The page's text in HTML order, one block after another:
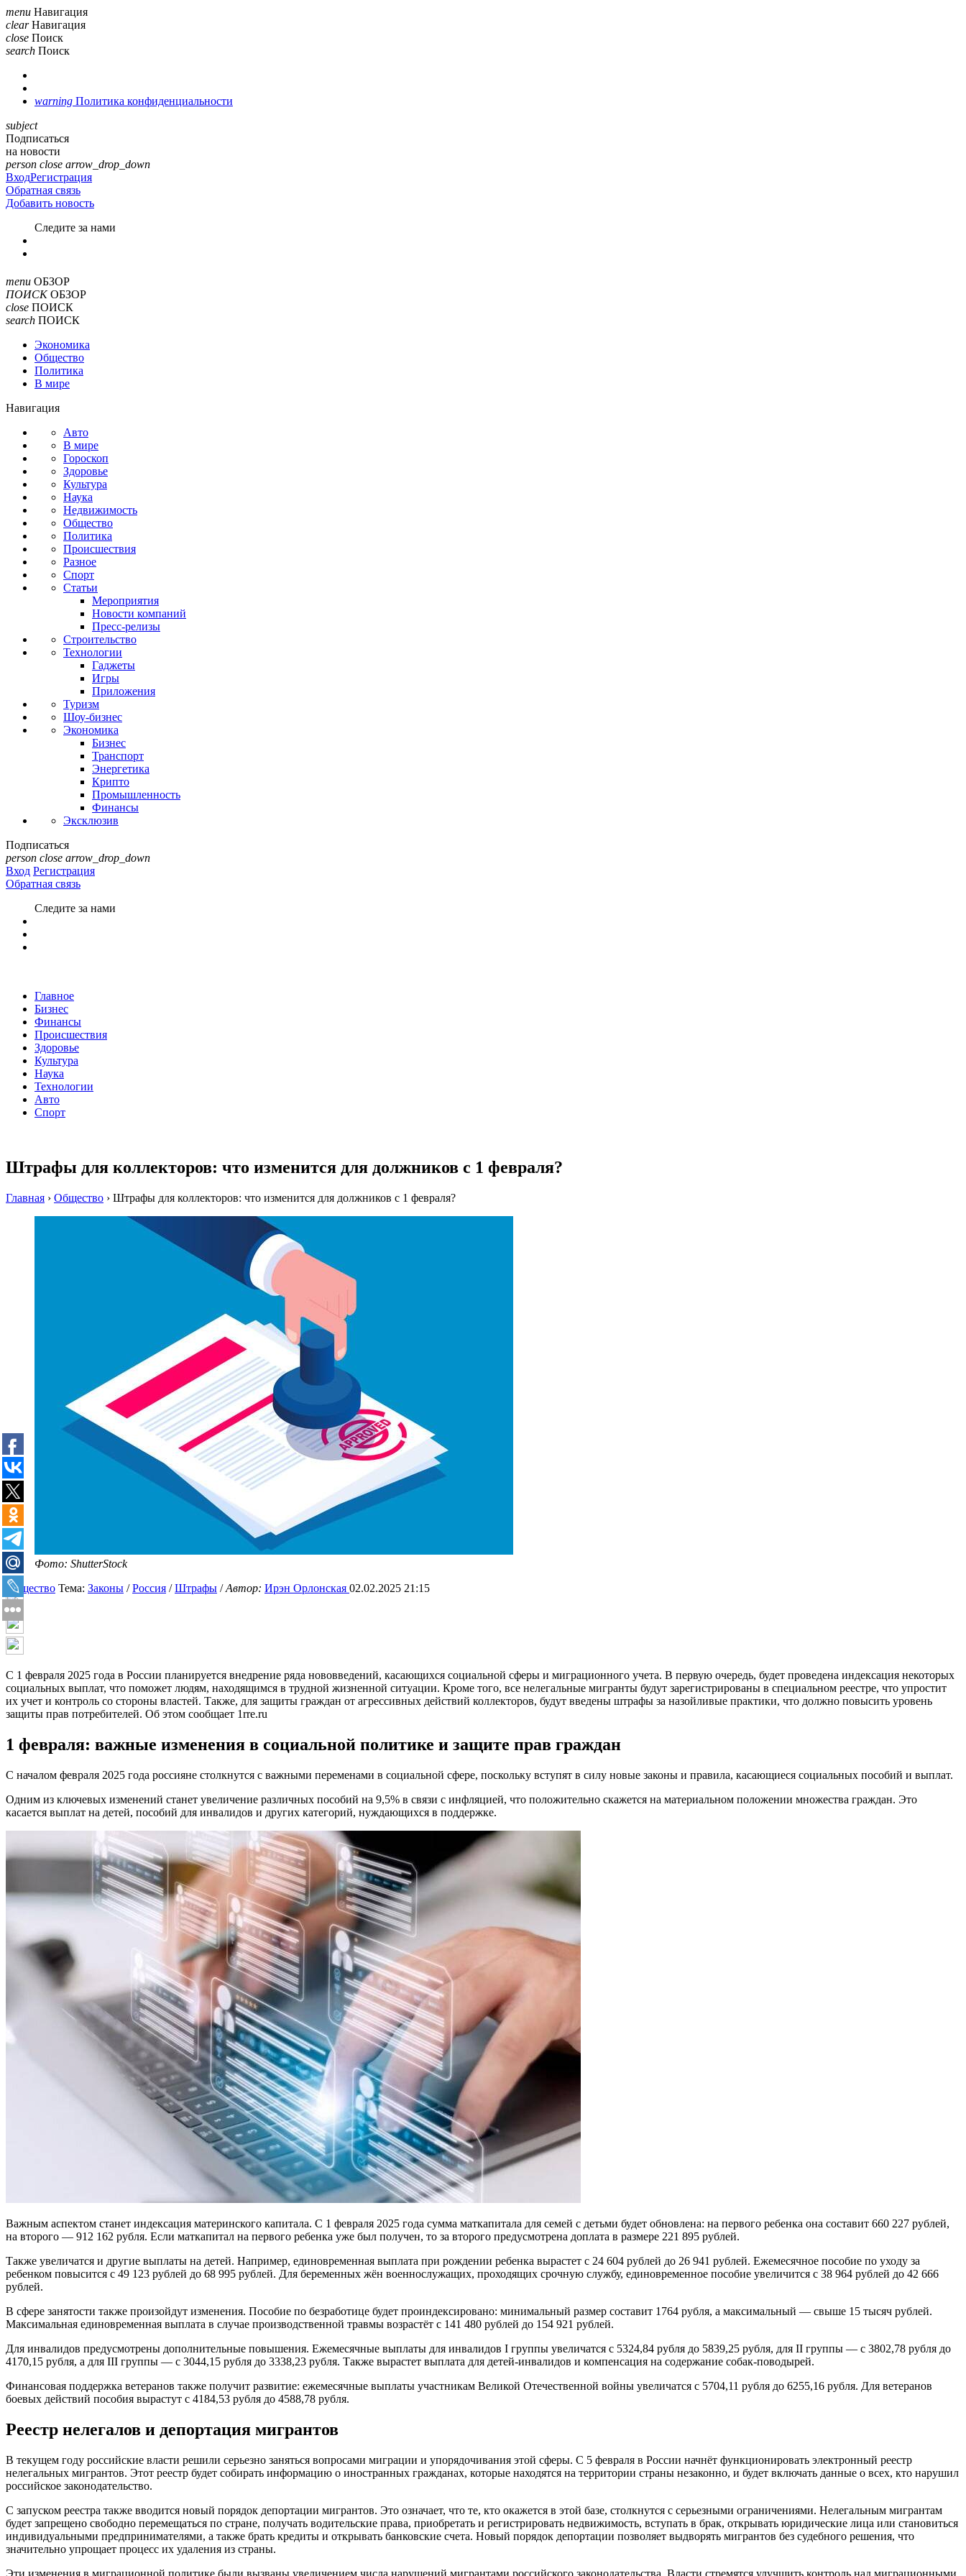
menu Навигация
clear Навигация
close Поиск
search Поиск
warning Политика конфиденциальности
subject
Подписаться
на новости
person close arrow_drop_down
ВходРегистрация
Обратная связь
Добавить новость
Cледите за нами
menu ОБЗОР
ПОИСК ОБЗОР
close ПОИСК
search ПОИСК
Экономика
Общество
Политика
В мире
Навигация
Авто
В мире
Гороскоп
Здоровье
Культура
Наука
Недвижимость
Общество
Политика
Происшествия
Разное
Спорт
Статьи
Мероприятия
Новости компаний
Пресс-релизы
Строительство
Технологии
Гаджеты
Игры
Приложения
Туризм
Шоу-бизнес
Экономика
Бизнес
Транспорт
Энергетика
Крипто
Промышленность
Финансы
Эксклюзив
Подписаться
person close arrow_drop_down
Вход Регистрация
Обратная связь
Следите за нами
Главное
Бизнес
Финансы
Происшествия
Здоровье
Культура
Наука
Технологии
Авто
Спорт
Штрафы для коллекторов: что изменится для должников с 1 февраля?
Главная › Общество › Штрафы для коллекторов: что изменится для должников с 1 февраля?
Фото: ShutterStock
Общество Тема: Законы /Россия /Штрафы /Автор: Ирэн Орлонская 02.02.2025 21:15
С 1 февраля 2025 года в России планируется внедрение ряда нововведений, касающихся социальной сферы и миграционного учета. В первую очередь, будет проведена индексация некоторых
социальных выплат, что поможет людям, находящимся в трудной жизненной ситуации. Кроме того, все нелегальные мигранты будут зарегистрированы в специальном реестре, что упростит
их учет и контроль со стороны властей. Также, для защиты граждан от агрессивных действий коллекторов, будут введены штрафы за назойливые практики, что должно повысить уровень
защиты прав потребителей. Об этом сообщает 1rre.ru
1 февраля: важные изменения в социальной политике и защите прав граждан
С началом февраля 2025 года россияне столкнутся с важными переменами в социальной сфере, поскольку вступят в силу новые законы и правила, касающиеся социальных пособий и выплат.
Одним из ключевых изменений станет увеличение различных пособий на 9,5% в связи с инфляцией, что положительно скажется на материальном положении множества граждан. Это
касается выплат на детей, пособий для инвалидов и других категорий, нуждающихся в поддержке.
Важным аспектом станет индексация материнского капитала. С 1 февраля 2025 года сумма маткапитала для семей с детьми будет обновлена: на первого ребенка она составит 660 227 рублей,
на второго — 912 162 рубля. Если маткапитал на первого ребенка уже был получен, то за второго предусмотрена доплата в размере 221 895 рублей.
Также увеличатся и другие выплаты на детей. Например, единовременная выплата при рождении ребенка вырастет с 24 604 рублей до 26 941 рублей. Ежемесячное пособие по уходу за
ребенком повысится с 49 123 рублей до 68 995 рублей. Для беременных жён военнослужащих, проходящих срочную службу, единовременное пособие увеличится с 38 964 рублей до 42 666
рублей.
В сфере занятости также произойдут изменения. Пособие по безработице будет проиндексировано: минимальный размер составит 1764 рубля, а максимальный — свыше 15 тысяч рублей.
Максимальная единовременная выплата в случае производственной травмы возрастёт с 141 480 рублей до 154 921 рублей.
Для инвалидов предусмотрены дополнительные повышения. Ежемесячные выплаты для инвалидов I группы увеличатся с 5324,84 рубля до 5839,25 рубля, для II группы — с 3802,78 рубля до
4170,15 рубля, а для III группы — с 3044,15 рубля до 3338,23 рубля. Также вырастет выплата для детей-инвалидов и компенсация на содержание собак-поводырей.
Финансовая поддержка ветеранов также получит развитие: ежемесячные выплаты участникам Великой Отечественной войны увеличатся с 5704,11 рубля до 6255,16 рубля. Для ветеранов
боевых действий пособия вырастут с 4184,53 рубля до 4588,78 рубля.
Реестр нелегалов и депортация мигрантов
В текущем году российские власти решили серьезно заняться вопросами миграции и упорядочивания этой сферы. С 5 февраля в России начнёт функционировать электронный реестр
нелегальных мигрантов. Этот реестр будет собирать информацию о иностранных гражданах, которые находятся на территории страны незаконно, и будет включать данные о всех, кто нарушил
российское законодательство.
С запуском реестра также вводится новый порядок депортации мигрантов. Это означает, что те, кто окажется в этой базе, столкнутся с серьезными ограничениями. Нелегальным мигрантам
будет запрещено свободно перемещаться по стране, получать водительские права, приобретать и регистрировать недвижимость, вступать в брак, открывать юридические лица или становиться
индивидуальными предпринимателями, а также брать кредиты и открывать банковские счета. Новый порядок депортации позволяет выдворять мигрантов без судебного решения, что
значительно упрощает процесс их удаления из страны.
Эти изменения в миграционной политике были вызваны увеличением числа нарушений мигрантами российского законодательства. Власти стремятся улучшить контроль над миграционными